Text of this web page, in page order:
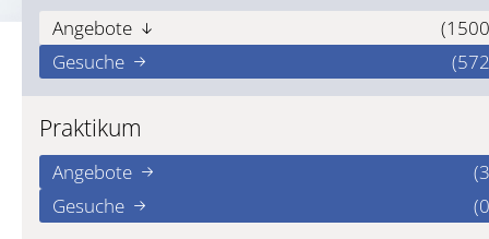
Angebote
Gesuche
Praktikum
Angebote
Gesuche